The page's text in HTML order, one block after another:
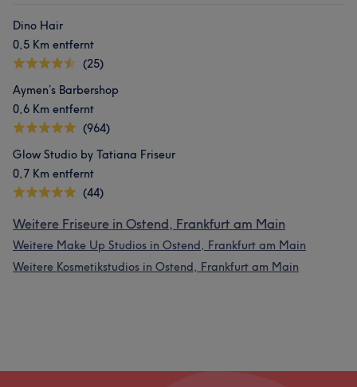
Dino Hair
0,5 Km entfernt
(25)
Aymen’s Barbershop
0,6 Km entfernt
(964)
Glow Studio by Tatiana Friseur
0,7 Km entfernt
(44)
Weitere Friseure in Ostend, Frankfurt am Main
Weitere Make Up Studios in Ostend, Frankfurt am Main
Weitere Kosmetikstudios in Ostend, Frankfurt am Main